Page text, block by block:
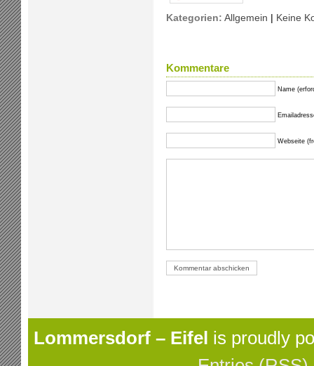
Kategorien: Allgemein | Keine
Kommentare
Name
Webseite
Lommersdorf – Eifel is proudly